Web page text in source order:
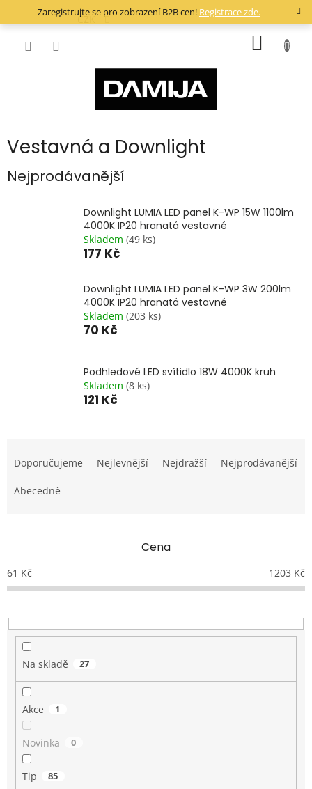
Zaregistrujte se pro zobrazení B2B cen! Registrace zde.
CZK
Vestavná a Downlight
Nejprodávanější
Downlight LUMIA LED panel K-WP 15W 1100lm
4000K IP20 hranatá vestavné
Skladem (49 ks)
177 Kč
Downlight LUMIA LED panel K-WP 3W 200lm
4000K IP20 hranatá vestavné
Skladem (203 ks)
70 Kč
Podhledové LED svítidlo 18W 4000K kruh
Skladem (8 ks)
121 Kč
a
e
o
d
k
t
Doporučujeme Nejlevnější Nejdražší Nejprodávanější
Abecedně
Cena
61 Kč 1203 Kč
Na skladě 27
Akce 1
Novinka 0
Tip 85